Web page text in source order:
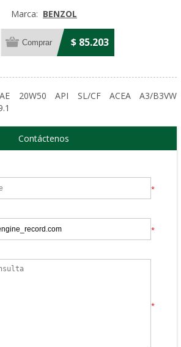
Marca: BENZOL
$ 85.203
20W50 API SL/CF ACEA A3/B3VW
Contáctenos
*
*
*